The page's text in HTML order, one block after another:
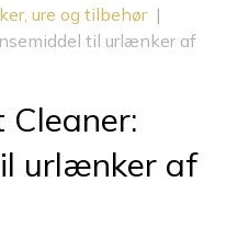
ure og tilbehør |
til urlænker af
urlænker af